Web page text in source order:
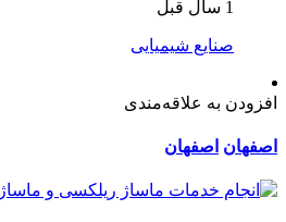
1 سال قبل
صنایع شیمیایی
افزودن به علاقه‌مندی
اصفهان اصفهان